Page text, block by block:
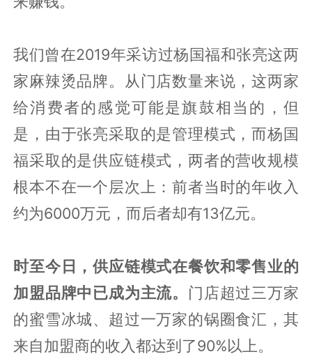
我们曾在2019年采访过杨国福和张亮这两
家麻辣烫品牌。从门店数量来说，这两家
给消费者的感觉可能是旗鼓相当的，但
是，由于张亮采取的是管理模式，而杨国
福采取的是供应链模式，两者的营收规模
根本不在一个层次上：前者当时的年收入
约为6000万元，而后者却有13亿元。
时至今日，供应链模式在餐饮和零售业的
加盟品牌中已成为主流。 门店超过三万家
的蜜雪冰城、超过一万家的锅圈食汇，其
来自加盟商的收入都达到了90%以上。